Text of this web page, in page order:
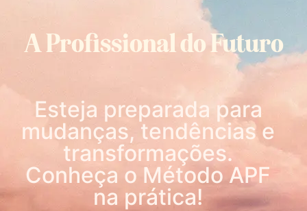
A Profissional do Futuro
Esteja preparada para
mudanças, tendências e
transformações.​
Conheça o Método APF
na prática!